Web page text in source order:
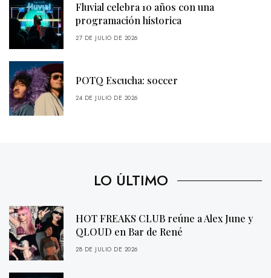
Fluvial celebra 10 años con una
programación historica
27 DE JULIO DE 2026
POTQ Escucha: soccer
24 DE JULIO DE 2026
LO ÚLTIMO
HOT FREAKS CLUB reúne a Alex June y
QLOUD en Bar de René
28 DE JULIO DE 2026